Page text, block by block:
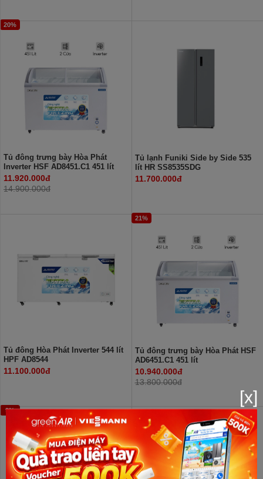
20%
Tủ đông trưng bày Hòa Phát
Inverter HSF AD8451.C1 451 lít
11.920.000đ
14.900.000đ
Tủ lạnh Funiki Side by Side 535
lít HR SS8535SDG
11.700.000đ
Tủ đông Hòa Phát Inverter 544 lít
HPF AD8544
11.100.000đ
21%
Tủ đông trưng bày Hòa Phát HSF
AD6451.C1 451 lít
10.940.000đ
13.800.000đ
9%
[x]